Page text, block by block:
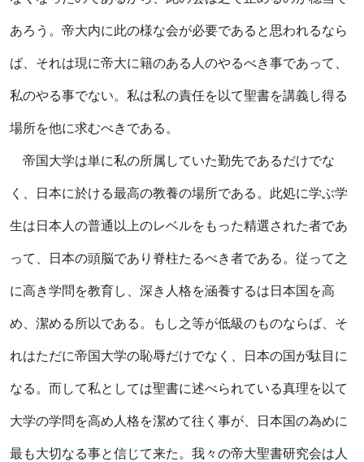
あろう。帝大内に此の様な会が必要であると思われるなら
ば、それは現に帝大に籍のある人のやるべき事であって、
私のやる事でない。私は私の責任を以て聖書を講義し得る
場所を他に求むべきである。
帝国大学は単に私の所属していた勤先であるだけでな
く、日本に於ける最高の教養の場所である。此処に学ぶ学
生は日本人の普通以上のレベルをもった精選された者であ
って、日本の頭脳であり脊柱たるべき者である。従って之
に高き学問を教育し、深き人格を涵養するは日本国を高
め、潔める所以である。もし之等が低級のものならば、そ
れはただに帝国大学の恥辱だけでなく、日本の国が駄目に
なる。而して私としては聖書に述べられている真理を以て
大学の学問を高め人格を潔めて往く事が、日本国の為めに
最も大切なる事と信じて来た。我々の帝大聖書研究会は人